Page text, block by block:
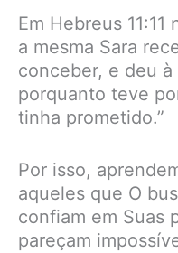
Em Hebreus
a mesma Sara
conceber, e deu
porquanto teve
tinha prometido.”
Por isso,
aqueles que O
confiam em Suas
pareçam